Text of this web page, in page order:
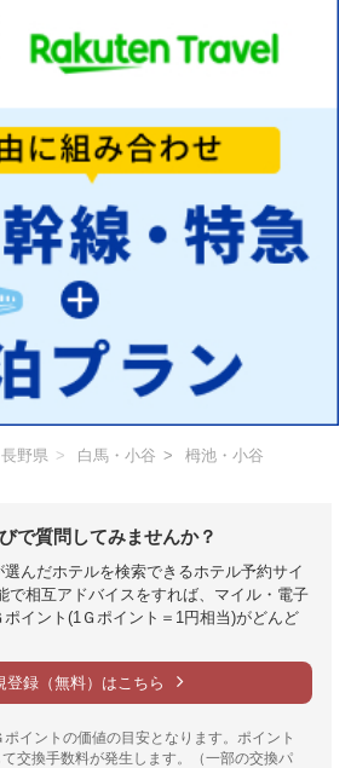
長野県 白馬・小谷 栂池・小谷
で質問してみませんか？
んだホテルを検索できるホテル予約サイ
で相互アドバイスをすれば、マイル・電子
イント(1Ｇポイント＝1円相当)がどんど
登録（無料）はこちら
イントの価値の目安となります。ポイント
交換手数料が発生します。（一部の交換パ